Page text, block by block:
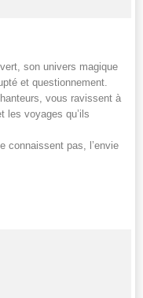
son univers magique
et questionnement.
vous ravissent à
les voyages qu’ils
connaissent pas, l’envie